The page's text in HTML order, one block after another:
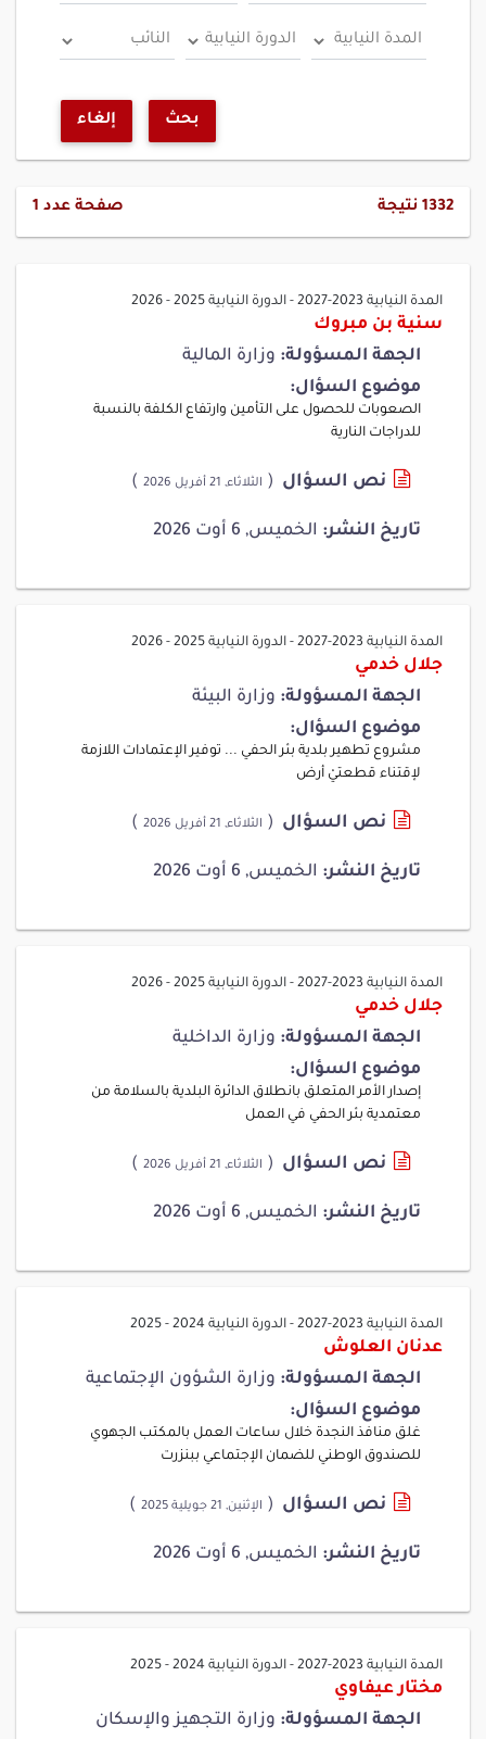
بحث إلغاء
1332 نتيجة صفحة عدد 1
المدة النيابية 2023-2027 - الدورة النيابية 2025 - 2026
سنية بن مبروك
الجهة المسؤولة: وزارة المالية
موضوع السؤال:
الصعوبات للحصول على التأمين وارتفاع الكلفة بالنسبة
للدراجات النارية
نص السؤال ( الثلاثاء, 21 أفريل 2026 )
تاريخ النشر: الخميس, 6 أوت 2026
المدة النيابية 2023-2027 - الدورة النيابية 2025 - 2026
جلال خدمي
الجهة المسؤولة: وزارة البيئة
موضوع السؤال:
مشروع تطهير بلدية بئر الحفي ... توفير الإعتمادات اللازمة
لإقتناء قطعتيْ أرض
نص السؤال ( الثلاثاء, 21 أفريل 2026 )
تاريخ النشر: الخميس, 6 أوت 2026
المدة النيابية 2023-2027 - الدورة النيابية 2025 - 2026
جلال خدمي
الجهة المسؤولة: وزارة الداخلية
موضوع السؤال:
إصدار الأمر المتعلق بانطلاق الدائرة البلدية بالسلامة من
معتمدية بئر الحفي في العمل
نص السؤال ( الثلاثاء, 21 أفريل 2026 )
تاريخ النشر: الخميس, 6 أوت 2026
المدة النيابية 2023-2027 - الدورة النيابية 2024 - 2025
عدنان العلوش
الجهة المسؤولة: وزارة الشؤون الإجتماعية
موضوع السؤال:
غلق منافذ النجدة خلال ساعات العمل بالمكتب الجهوي
للصندوق الوطني للضمان الإجتماعي ببنزرت
نص السؤال ( الإثنين, 21 جويلية 2025 )
تاريخ النشر: الخميس, 6 أوت 2026
المدة النيابية 2023-2027 - الدورة النيابية 2024 - 2025
مختار عيفاوي
الجهة المسؤولة: وزارة التجهيز والإسكان